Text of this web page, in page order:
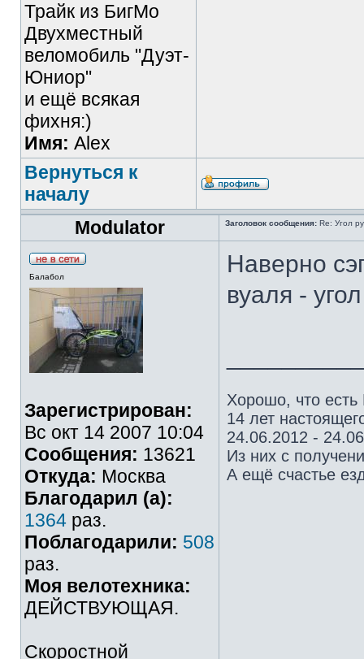
Трайк из БигМо
Двухместный
веломобиль "Дуэт-
Юниор"
и ещё всякая
фихня:)
Имя: Alex
Вернуться к
началу
Modulator
Заголовок сообщения: Re: Угол
Балабол
Зарегистрирован:
Вс окт 14 2007 10:04
Сообщения: 13621
Откуда: Москва
Благодарил (а):
1364 раз.
Поблагодарили: 508
раз.
Моя велотехника:
ДЕЙСТВУЮЩАЯ.
Скоростной
Наверно
вуаля -
Хорошо, что
14 лет
24.06.2012 -
Из них с
А ещё счастье